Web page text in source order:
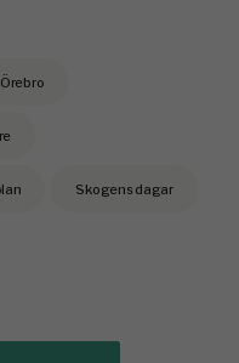
Örebro
Skogens dagar